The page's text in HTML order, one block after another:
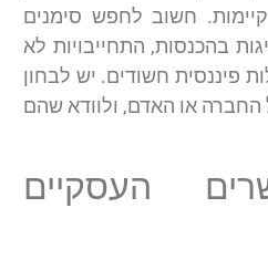
חשוב לחפש סימנים
בהכנסות, התחייבויות לא
פיננסית חשודים. יש לבחון
החברה או האדם, ולוודא שהם
העסקיים